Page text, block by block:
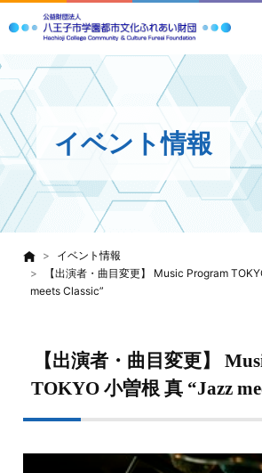
イベント情報
イベント情報
【出演者・曲目変更】 Music Program
meets Classic”
【出演者・曲目変更】
TOKYO 小曽根 真 “Jazz